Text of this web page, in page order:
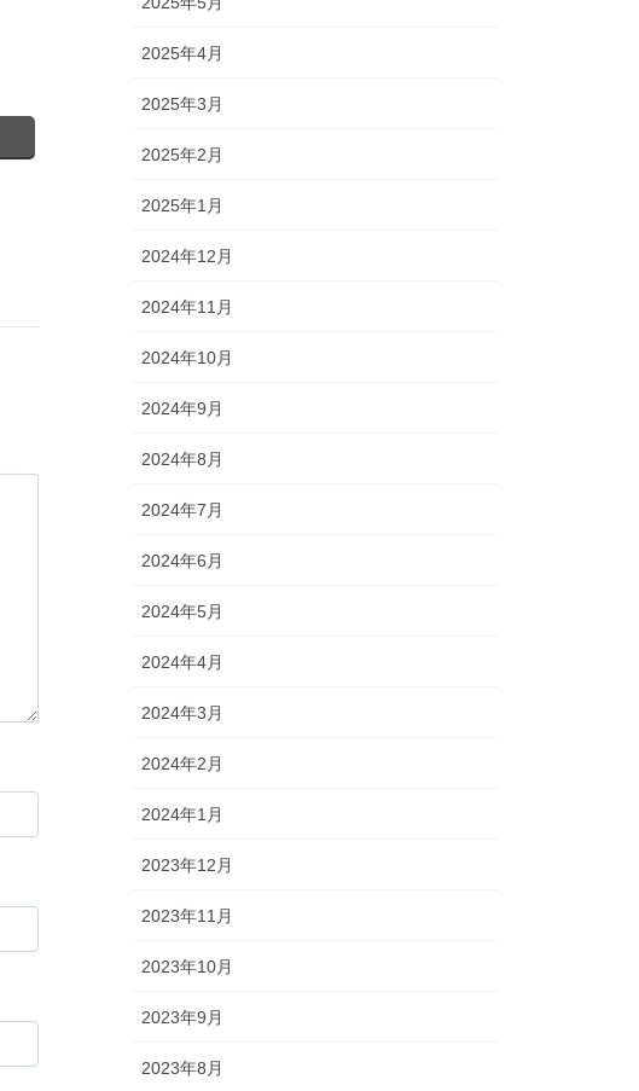
2025年4月
2025年3月
2025年2月
2025年1月
2024年12月
2024年11月
2024年10月
2024年9月
2024年8月
2024年7月
2024年6月
2024年5月
2024年4月
2024年3月
2024年2月
2024年1月
2023年12月
2023年11月
2023年10月
2023年9月
2023年8月